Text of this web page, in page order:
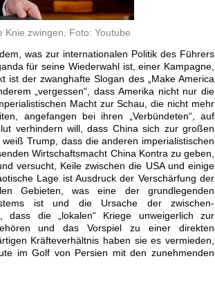
Knie zwingen, Foto: Youtube
was zur internationalen Politik des Führers
für seine Wiederwahl ist, einer Kampagne,
der zwanghafte Slogan des „Make America
„vergessen“, dass Amerika nicht nur die
Macht zur Schau, die nicht mehr
angefangen bei ihren „Verbündeten“, auf
verhindern will, dass China sich zur großen
Trump, dass die anderen imperialistischen
Wirtschaftsmacht China Kontra zu geben,
versucht, Keile zwischen die USA und einige
Lage ist Ausdruck der Verschärfung der
Gebieten, was eine der grundlegenden
ist und die Ursache der zwischen-
dass die „lokalen“ Kriege unweigerlich zur
und das Vorspiel zu einer direkten
Kräfteverhältnis haben sie es vermieden,
im Golf von Persien mit den zunehmenden